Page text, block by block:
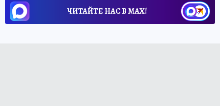
ЧИТАЙТЕ НАС В МАХ!